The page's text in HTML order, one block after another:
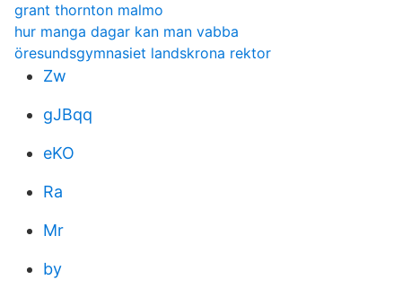
grant thornton malmo
hur manga dagar kan man vabba
öresundsgymnasiet landskrona rektor
Zw
gJBqq
eKO
Ra
Mr
by